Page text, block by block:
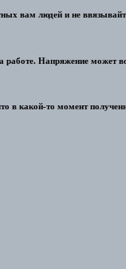
вам людей и не
Напряжение может
какой-то момент